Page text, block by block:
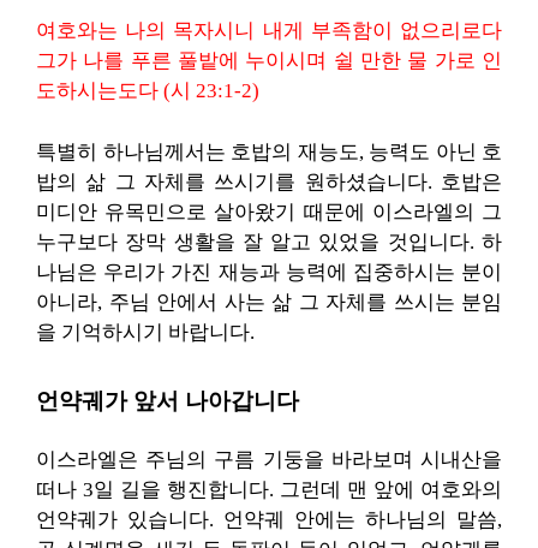
여호와는 나의 목자시니 내게 부족함이 없으리로다
그가 나를 푸른 풀밭에 누이시며 쉴 만한 물 가로 인
도하시는도다 (시 23:1-2)
특별히 하나님께서는 호밥의 재능도, 능력도 아닌 호
밥의 삶 그 자체를 쓰시기를 원하셨습니다. 호밥은
미디안 유목민으로 살아왔기 때문에 이스라엘의 그
누구보다 장막 생활을 잘 알고 있었을 것입니다. 하
나님은 우리가 가진 재능과 능력에 집중하시는 분이
아니라, 주님 안에서 사는 삶 그 자체를 쓰시는 분임
을 기억하시기 바랍니다.
언약궤가 앞서 나아갑니다
이스라엘은 주님의 구름 기둥을 바라보며 시내산을
떠나 3일 길을 행진합니다. 그런데 맨 앞에 여호와의
언약궤가 있습니다. 언약궤 안에는 하나님의 말씀,